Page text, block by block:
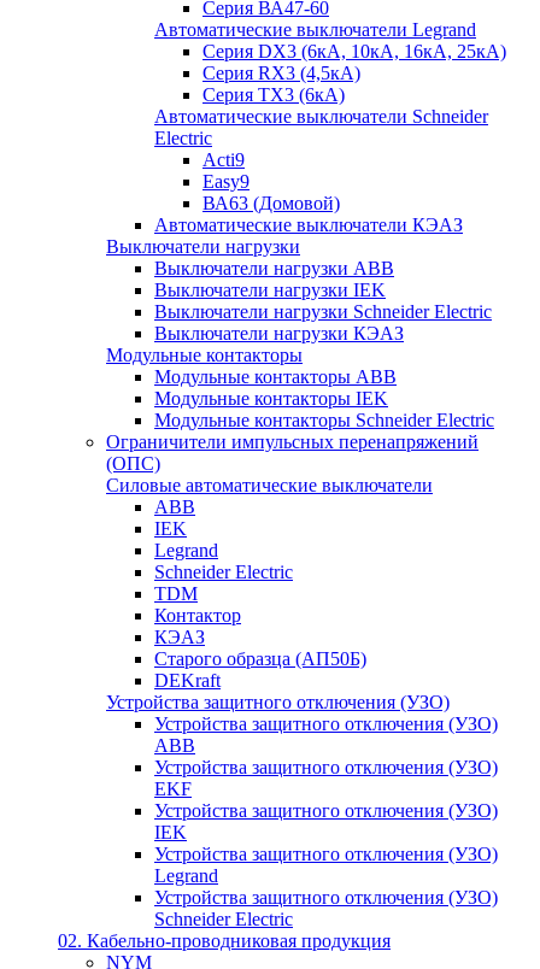
Серия ВА47-60
Автоматические выключатели Legrand
Серия DX3 (6кА, 10кА, 16кА, 25кА)
Серия RX3 (4,5кА)
Серия TX3 (6кА)
Автоматические выключатели Schneider
Electric
Acti9
Easy9
ВА63 (Домовой)
Автоматические выключатели КЭАЗ
Выключатели нагрузки
Выключатели нагрузки ABB
Выключатели нагрузки IEK
Выключатели нагрузки Schneider Electric
Выключатели нагрузки КЭАЗ
Модульные контакторы
Модульные контакторы ABB
Модульные контакторы IEK
Модульные контакторы Schneider Electric
Ограничители импульсных перенапряжений
(ОПС)
Силовые автоматические выключатели
ABB
IEK
Legrand
Schneider Electric
TDM
Контактор
КЭАЗ
Старого образца (АП50Б)
DEKraft
Устройства защитного отключения (УЗО)
Устройства защитного отключения (УЗО)
ABB
Устройства защитного отключения (УЗО)
EKF
Устройства защитного отключения (УЗО)
IEK
Устройства защитного отключения (УЗО)
Legrand
Устройства защитного отключения (УЗО)
Schneider Electric
02. Кабельно-проводниковая продукция
NYM